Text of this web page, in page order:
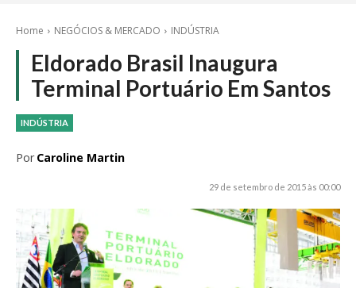
Home NEGÓCIOS & MERCADO INDÚSTRIA
Eldorado Brasil Inaugura
Terminal Portuário Em Santos
INDÚSTRIA
Por Caroline Martin
29 de setembro de 2015 às 00:00